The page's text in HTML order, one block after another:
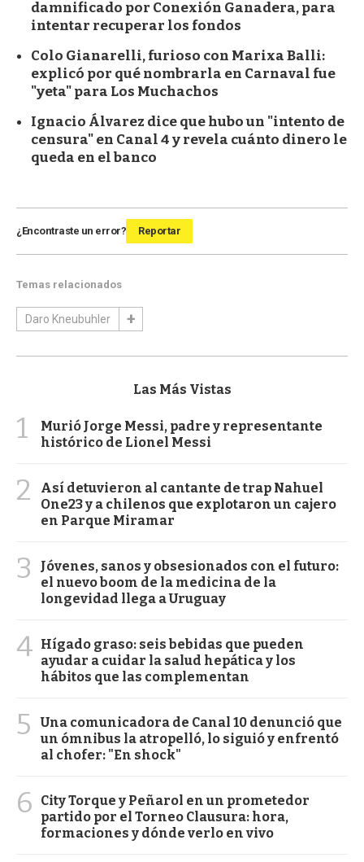
damnificado por Conexión Ganadera, para
intentar recuperar los fondos
Colo Gianarelli, furioso con Marixa Balli:
explicó por qué nombrarla en Carnaval fue
"yeta" para Los Muchachos
Ignacio Álvarez dice que hubo un "intento de
censura" en Canal 4 y revela cuánto dinero le
queda en el banco
¿Encontraste un error? Reportar
Temas relacionados
Daro Kneubuhler
Las Más Vistas
1
Murió Jorge Messi, padre y representante
histórico de Lionel Messi
2
Así detuvieron al cantante de trap Nahuel
One23 y a chilenos que explotaron un cajero
en Parque Miramar
3
Jóvenes, sanos y obsesionados con el futuro:
el nuevo boom de la medicina de la
longevidad llega a Uruguay
4 Hígado graso: seis bebidas que pueden
ayudar a cuidar la salud hepática y los
hábitos que las complementan
5
Una comunicadora de Canal 10 denunció que
un ómnibus la atropelló, lo siguió y enfrentó
al chofer: "En shock"
6
City Torque y Peñarol en un prometedor
partido por el Torneo Clausura: hora,
formaciones y dónde verlo en vivo